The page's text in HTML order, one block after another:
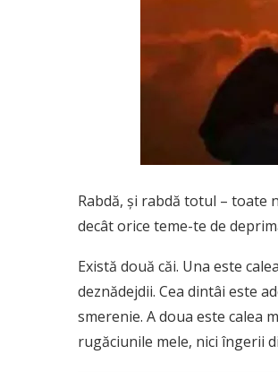
Rabdă, şi rabdă totul –
decât orice teme-te de
Există două căi. Una este
deznădejdii. Cea dintâi este
smerenie. A doua este calea
rugăciunile mele, nici îngerii